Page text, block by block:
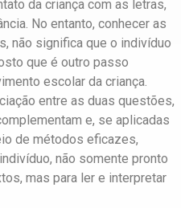
da criança com as letras,
No entanto, conhecer as
não significa que o indivíduo
que é outro passo
escolar da criança.
entre as duas questões,
e, se aplicadas
de métodos eficazes,
não somente pronto
mas para ler e interpretar